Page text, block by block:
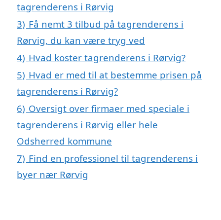
tagrenderens i Rørvig
3) Få nemt 3 tilbud på tagrenderens i
Rørvig, du kan være tryg ved
4) Hvad koster tagrenderens i Rørvig?
5) Hvad er med til at bestemme prisen på
tagrenderens i Rørvig?
6) Oversigt over firmaer med speciale i
tagrenderens i Rørvig eller hele
Odsherred kommune
7) Find en professionel til tagrenderens i
byer nær Rørvig